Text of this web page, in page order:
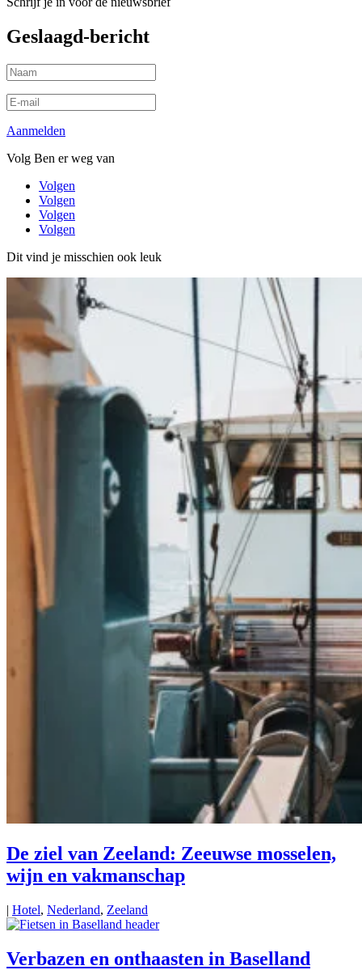
Geslaagd-bericht
Aanmelden
Volg Ben er weg van
Volgen
Volgen
Volgen
Volgen
Dit vind je misschien ook leuk
De ziel van Zeeland: Zeeuwse mosselen,
wijn en vakmanschap
| Hotel, Nederland, Zeeland
Verbazen en onthaasten in Baselland